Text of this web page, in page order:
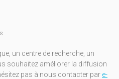
un centre de recherche, un
souhaitez améliorer la diffusion
pas à nous contacter par e-